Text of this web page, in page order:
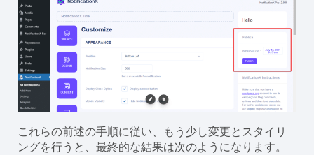
これらの前述の手順に従い、もう少し変更とスタイリ
ングを行うと、最終的な結果は次のようになります。